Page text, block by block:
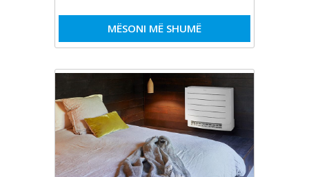
MËSONI MË SHUMË